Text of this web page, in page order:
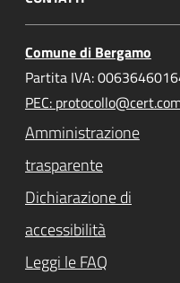
Comune di Bergamo
Partita IVA:
PEC:
Amministrazione
trasparente
Dichiarazione di
accessibilità
Leggi le FAQ